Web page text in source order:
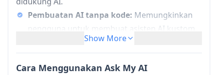
Pembuatan AI tanpa kode: Memungkinkan
pengguna untuk membuat asisten AI kustom
tanpa keterampilan pemrograman
Integrasi multi-platform:Terintegrasi
dengan situs web, aplikasi pesan, dan alat
Show More
Cara Menggunakan Ask My AI